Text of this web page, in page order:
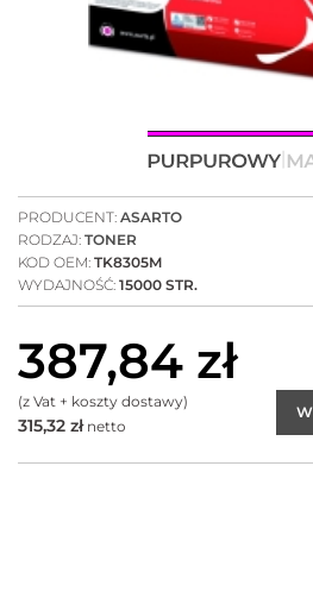
PRODUCENT: ASARTO
RODZAJ: TONER
KOD OEM: TK8305M
WYDAJNOŚĆ: 15000 STR.
387,84 zł
(z Vat + koszty dostawy)
315,32 złnetto